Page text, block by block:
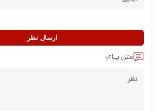
ارسال نظر
متن پیام: